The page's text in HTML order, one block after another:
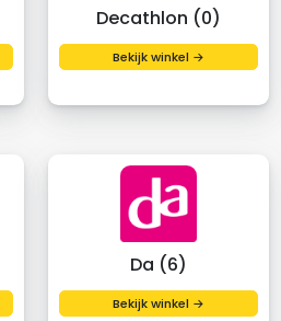
Decathlon (0)
Bekijk winkel →
Da (6)
Bekijk winkel →